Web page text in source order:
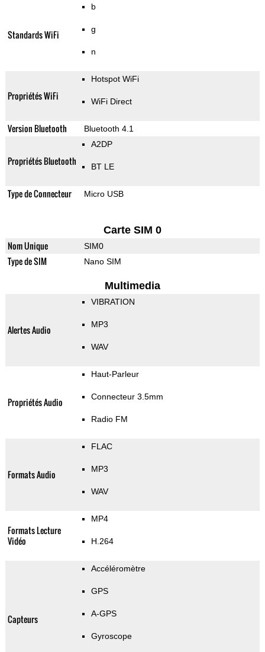
Standards WiFi
b
g
n
Propriétés WiFi
Hotspot WiFi
WiFi Direct
Version Bluetooth Bluetooth 4.1
Propriétés Bluetooth
A2DP
BT LE
Type de Connecteur Micro USB
Carte SIM 0
Nom Unique SIM0
Type de SIM Nano SIM
Multimedia
Alertes Audio
VIBRATION
MP3
WAV
Propriétés Audio
Haut-Parleur
Connecteur 3.5mm
Radio FM
Formats Audio
FLAC
MP3
WAV
Formats Lecture
Vidéo
MP4
H.264
Capteurs
Accéléromètre
GPS
A-GPS
Gyroscope